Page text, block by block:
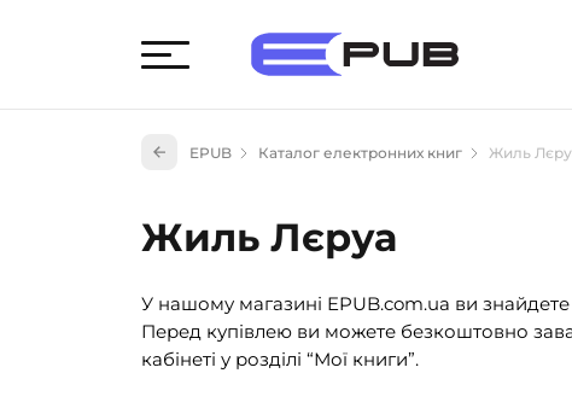
Художня
(527)
EPUB Каталог електронних книг Жиль
Жиль Лєруа
У нашому магазині EPUB.com.ua ви
Перед купівлею ви можете безкоштовно
кабінеті у розділі “Мої книги”.